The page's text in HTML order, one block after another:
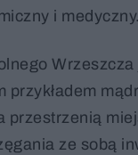
i medyczny.
Wrzeszcza
przykładem
przestrzenią
ze sobą